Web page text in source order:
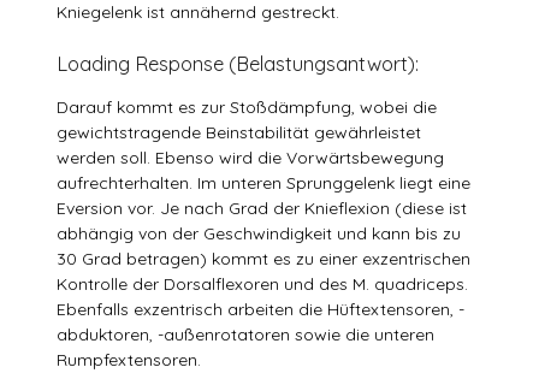
Kniegelenk ist annähernd gestreckt.
Loading Response (Belastungsantwort):
Darauf kommt es zur Stoßdämpfung, wobei die
gewichtstragende Beinstabilität gewährleistet
werden soll. Ebenso wird die Vorwärtsbewegung
aufrechterhalten. Im unteren Sprunggelenk liegt eine
Eversion vor. Je nach Grad der Knieflexion (diese ist
abhängig von der Geschwindigkeit und kann bis zu
30 Grad betragen) kommt es zu einer exzentrischen
Kontrolle der Dorsalflexoren und des M. quadriceps.
Ebenfalls exzentrisch arbeiten die Hüftextensoren, -
abduktoren, -außenrotatoren sowie die unteren
Rumpfextensoren.